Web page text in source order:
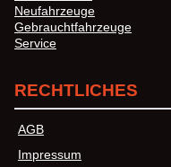
Neufahrzeuge
Gebrauchtfahrzeuge
Service
RECHTLICHES
AGB
Impressum